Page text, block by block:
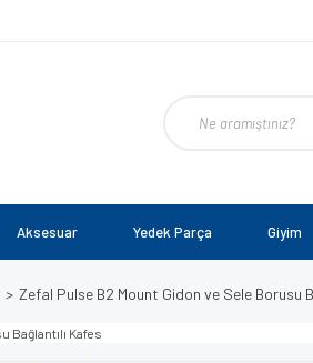
Aksesuar Yedek Parça Giyim
Zefal Pulse B2 Mount Gidon ve Sele Borusu